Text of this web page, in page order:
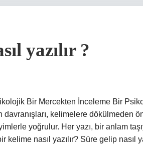
yazılır ?
Bir Mercekten İnceleme Bir
kelimelere dökülmeden
yoğrulur. Her yazı, bir anlam
kelime nasıl yazılır? Süre gelip nasıl